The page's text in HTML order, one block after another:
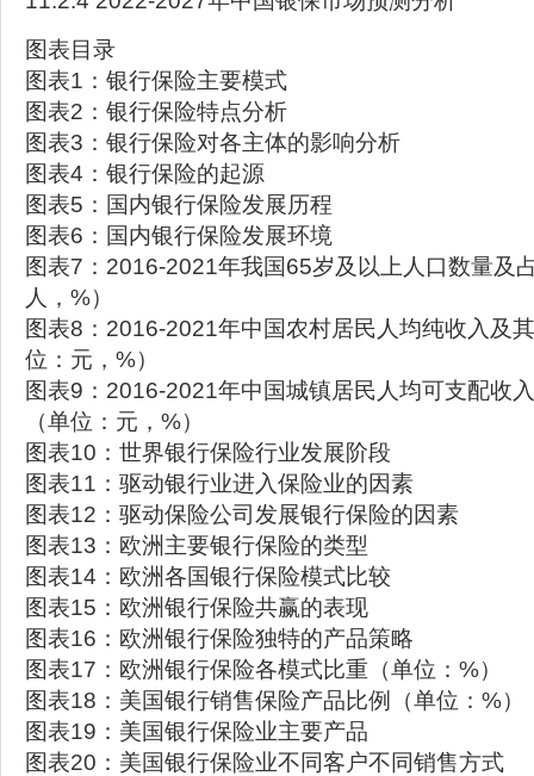
图表目录
图表1：银行保险主要模式
图表2：银行保险特点分析
图表3：银行保险对各主体的影响分析
图表4：银行保险的起源
图表5：国内银行保险发展历程
图表6：国内银行保险发展环境
图表7：2016-2021年我国65岁及以上人口数量及
人，%）
图表8：2016-2021年中国农村居民人均纯收入及
位：元，%）
图表9：2016-2021年中国城镇居民人均可支配收
（单位：元，%）
图表10：世界银行保险行业发展阶段
图表11：驱动银行业进入保险业的因素
图表12：驱动保险公司发展银行保险的因素
图表13：欧洲主要银行保险的类型
图表14：欧洲各国银行保险模式比较
图表15：欧洲银行保险共赢的表现
图表16：欧洲银行保险独特的产品策略
图表17：欧洲银行保险各模式比重（单位：%）
图表18：美国银行销售保险产品比例（单位：%）
图表19：美国银行保险业主要产品
图表20：美国银行保险业不同客户不同销售方式